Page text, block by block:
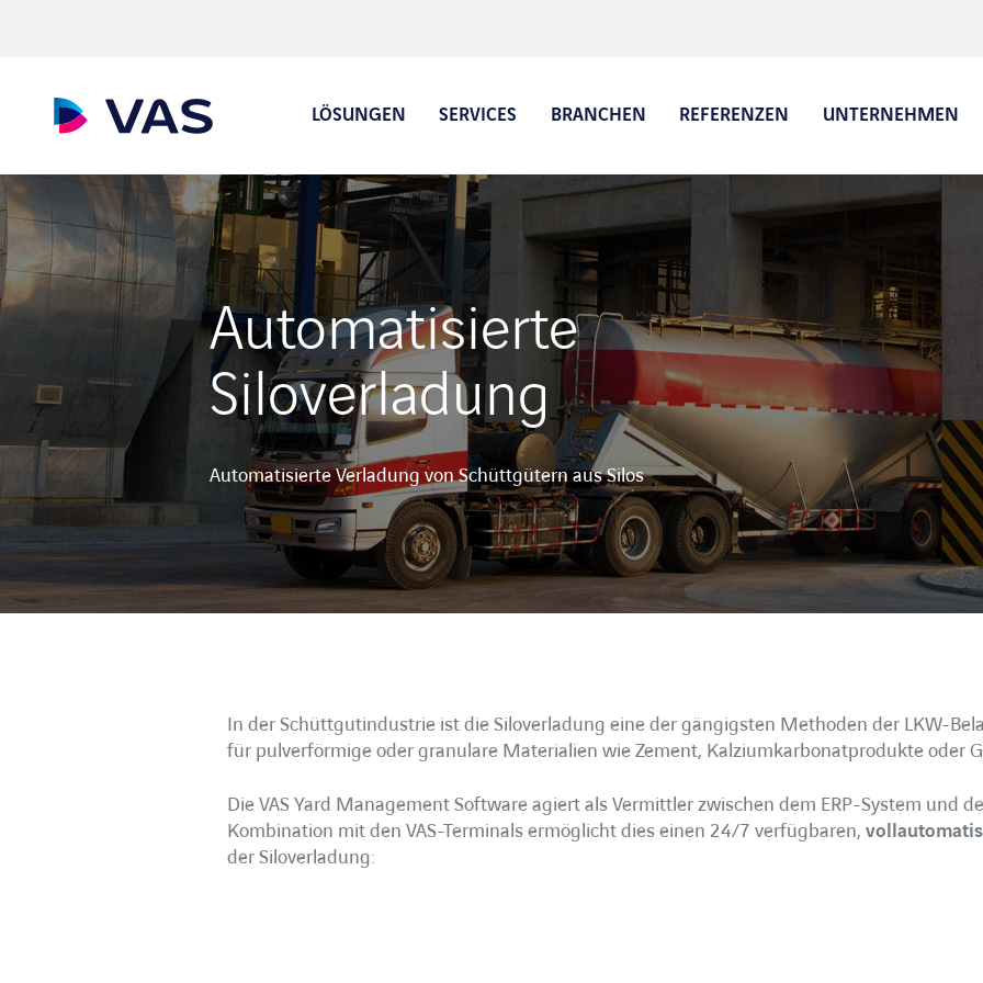
LÖSUNGEN
Auftragsannahme und Planung
Digitaler Lieferschein und ePOD
Self Service Check-In / Check-
Out
Beladeautomatisierung
Yard Management Software
Werkssicherheit
SERVICES BRANCHEN REFERENZEN UNTERNEHMEN
Automatisierte
Siloverladung
Automatisierte Verladung von Schüttgütern aus Silos
In der Schüttgutindustrie ist die Siloverladung eine der gängigsten Methoden der LKW-
für pulverförmige oder granulare Materialien wie Zement, Kalziumkarbonatprodukte oder
Die VAS Yard Management Software agiert als Vermittler zwischen dem ERP-System und
Kombination mit den VAS-Terminals ermöglicht dies einen 24/7 verfügbaren,
der Siloverladung: